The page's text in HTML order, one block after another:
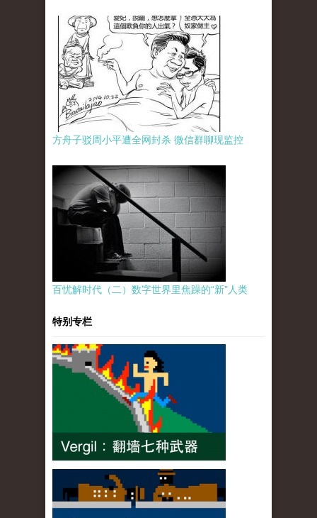
方舟子驳周小平遭全网封杀 微信群聊现监控
百忧解时代（二）数字世界里焦躁的“新”人类
特别专栏